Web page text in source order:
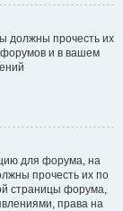
должны прочесть их
форумов и в вашем
для форума, на
прочесть их по
страницы форума,
права на